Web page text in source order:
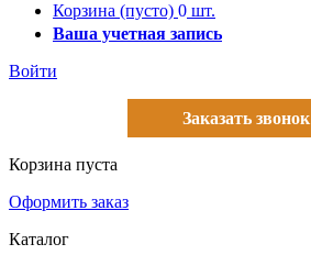
Корзина (пусто) 0 шт.
Ваша учетная запись
Войти
Заказать звонок
Корзина пуста
Оформить заказ
Каталог